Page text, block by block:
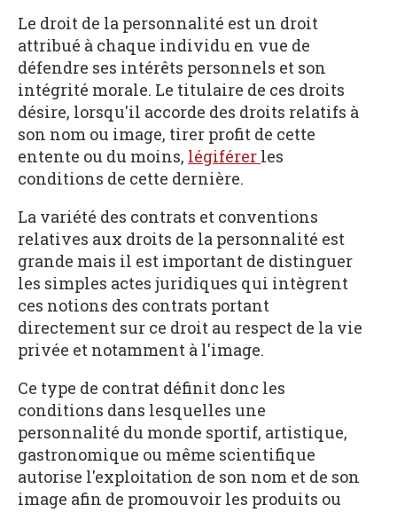
Le droit de la personnalité est un droit
attribué à chaque individu en vue de
défendre ses intérêts personnels et son
intégrité morale. Le titulaire de ces droits
désire, lorsqu'il accorde des droits relatifs à
son nom ou image, tirer profit de cette
entente ou du moins, légiférer les
conditions de cette dernière.
La variété des contrats et conventions
relatives aux droits de la personnalité est
grande mais il est important de distinguer
les simples actes juridiques qui intègrent
ces notions des contrats portant
directement sur ce droit au respect de la vie
privée et notamment à l'image.
Ce type de contrat définit donc les
conditions dans lesquelles une
personnalité du monde sportif, artistique,
gastronomique ou même scientifique
autorise l'exploitation de son nom et de son
image afin de promouvoir les produits ou